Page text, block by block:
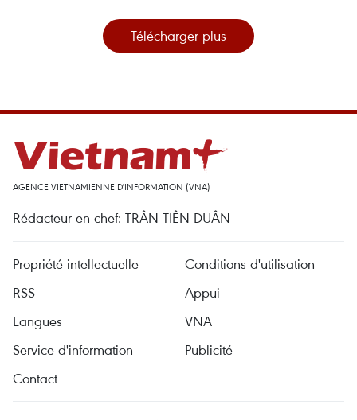
Télécharger plus
AGENCE VIETNAMIENNE D'INFORMATION (VNA)
Rédacteur en chef: TRÂN TIÊN DUÂN
Propriété intellectuelle
Conditions d'utilisation
RSS
Appui
Langues
VNA
Service d'information
Publicité
Contact